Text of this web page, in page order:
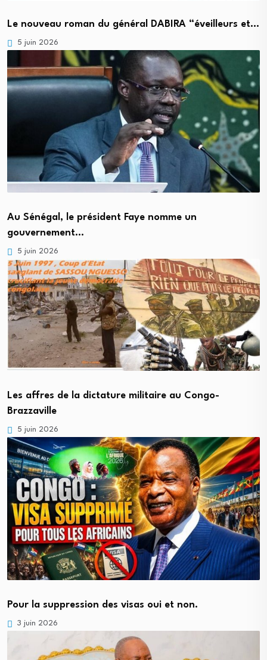
Le nouveau roman du général DABIRA “éveilleurs et…
5 juin 2026
Au Sénégal, le président Faye nomme un
gouvernement…
5 juin 2026
Les affres de la dictature militaire au Congo-
Brazzaville
5 juin 2026
Pour la suppression des visas oui et non.
3 juin 2026